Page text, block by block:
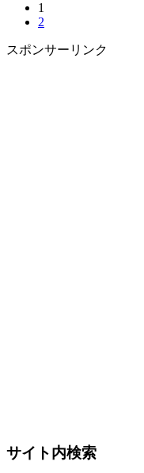
1
2
スポンサーリンク
サイト内検索